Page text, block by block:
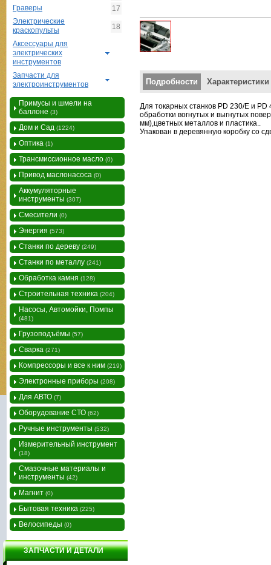
Вертикальные вкладки
Подробности Характеристики
Для токарных станков PD 230/E и
обработки вогнутых и выгнутых
мм),цветных металлов и пластика..
Упакован в деревянную коробку со
Граверы
17
Электрические
краскопульты
18
Аксессуары для
электрических
инструментов
Запчасти для
электроинструментов
Примусы и шмели на
баллоне (3)
Дом и Сад (1224)
Оптика (1)
Трансмиссионное масло (0)
Привод маслонасоса (0)
Аккумуляторные
инструменты (307)
Смесители (0)
Энергия (573)
Станки по дереву (249)
Станки по металлу (241)
Обработка камня (128)
Строительная техника (204)
Насосы, Автомойки, Помпы
(481)
Грузоподъёмы (57)
Сварка (271)
Компрессоры и все к ним (219)
Электронные приборы (208)
Для АВТО (7)
Оборудование СТО (62)
Ручные инструменты (532)
Измерительный инструмент
(18)
Смазочные материалы и
инструменты (42)
Магнит (0)
Бытовая техника (225)
Велосипеды (0)
ЗАПЧАСТИ И ДЕТАЛИ